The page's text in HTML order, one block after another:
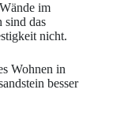
im
sind das
nicht.
Wohnen in
besser